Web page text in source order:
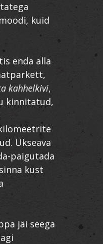
kuid
enda alla
kahhelkivi,
kinnitatud,
Ukseava
paigutada
kust
jäi seega